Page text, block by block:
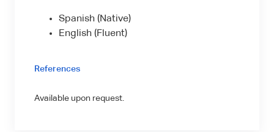
Spanish (Native)
English (Fluent)
References
Available upon request.